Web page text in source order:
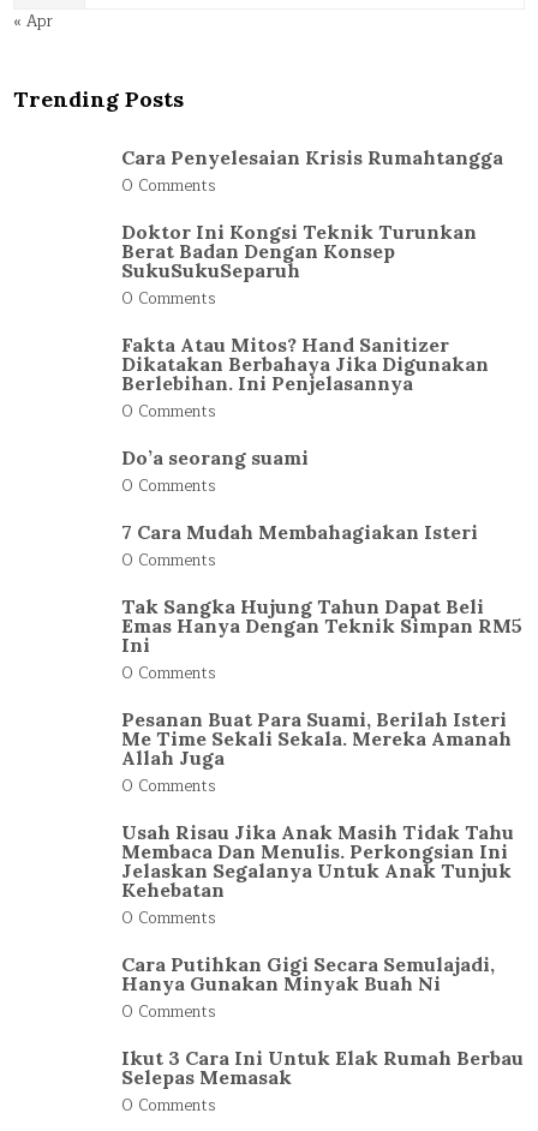
« Apr
Trending Posts
Cara Penyelesaian Krisis Rumahtangga
0 Comments
Doktor Ini Kongsi Teknik Turunkan
Berat Badan Dengan Konsep
SukuSukuSeparuh
0 Comments
Fakta Atau Mitos? Hand Sanitizer
Dikatakan Berbahaya Jika Digunakan
Berlebihan. Ini Penjelasannya
0 Comments
Do’a seorang suami
0 Comments
7 Cara Mudah Membahagiakan Isteri
0 Comments
Tak Sangka Hujung Tahun Dapat Beli
Emas Hanya Dengan Teknik Simpan RM5
Ini
0 Comments
Pesanan Buat Para Suami, Berilah Isteri
Me Time Sekali Sekala. Mereka Amanah
Allah Juga
0 Comments
Usah Risau Jika Anak Masih Tidak Tahu
Membaca Dan Menulis. Perkongsian Ini
Jelaskan Segalanya Untuk Anak Tunjuk
Kehebatan
0 Comments
Cara Putihkan Gigi Secara Semulajadi,
Hanya Gunakan Minyak Buah Ni
0 Comments
Ikut 3 Cara Ini Untuk Elak Rumah Berbau
Selepas Memasak
0 Comments